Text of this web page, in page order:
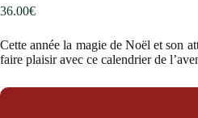
36.00€
Cette année la magie de Noël et son
faire plaisir avec ce calendrier de